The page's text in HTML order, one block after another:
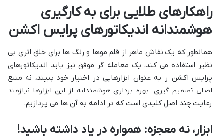
راهکارهای طلایی برای به کارگیری
هوشمندانه اندیکاتورهای پرایس اکشن
همانطور که یک نقاش ماهر از قلم موها و رنگ ها برای خلق اثری بی
نظیر استفاده می کند، یک معامله گر موفق نیز باید اندیکاتورهای
پرایس اکشن را به عنوان ابزارهایی در اختیار خود ببیند، نه منبع
اصلی تصمیم گیری. بهره برداری هوشمندانه از این ابزارها نیازمند
رعایت چند اصل کلیدی است که در ادامه به آن ها می پردازیم.
ابزار، نه معجزه: همواره در یاد داشته باشید!